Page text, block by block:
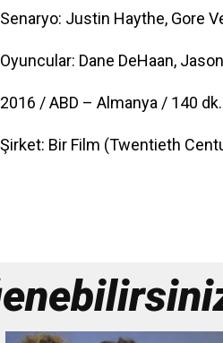
Senaryo: Justin Haythe, Gore
Oyuncular: Dane DeHaan,
2016 / ABD – Almanya / 140 dk.
Şirket: Bir Film (Twentieth